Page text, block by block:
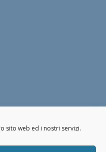
sito web ed i nostri servizi.